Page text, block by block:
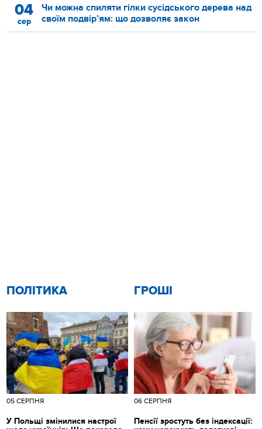
04
сер
Чи можна спиляти гілки сусідського дерева над
своїм подвір’ям: що дозволяє закон
ПОЛІТИКА
05 СЕРПНЯ
У Польщі змінилися настрої
ГРОШІ
06 СЕРПНЯ
Пенсії зростуть без індексації: